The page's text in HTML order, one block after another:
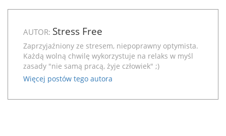
AUTOR: Stress Free
Zaprzyjaźniony ze stresem, niepoprawny optymista.
Każdą wolną chwilę wykorzystuje na relaks w myśl
zasady "nie samą pracą, żyje człowiek" ;)
Więcej postów tego autora